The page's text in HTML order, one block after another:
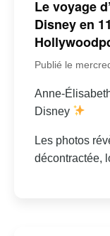
Le voyage
Disney en
Publié le
Anne-
Disney
Les photos
décontractée,